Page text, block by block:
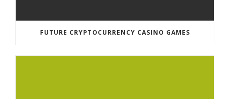
FUTURE CRYPTOCURRENCY CASINO GAMES